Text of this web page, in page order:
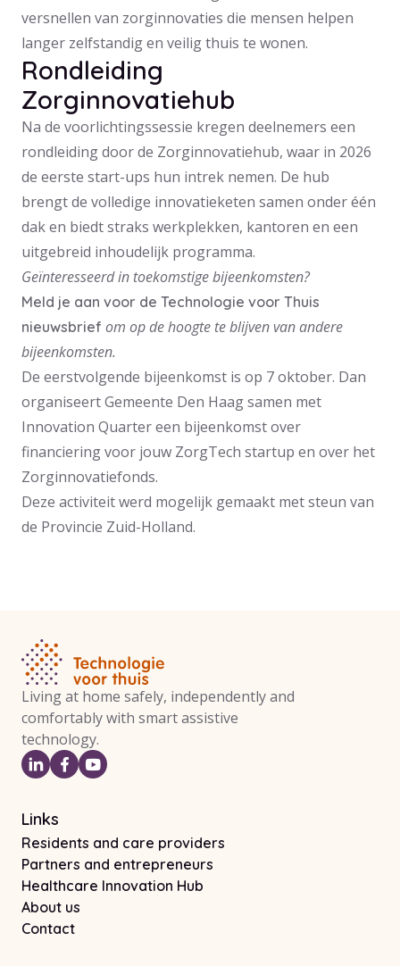
versnellen van zorginnovaties die mensen helpen
langer zelfstandig en veilig thuis te wonen.
Rondleiding
Zorginnovatiehub
Na de voorlichtingssessie kregen deelnemers een
rondleiding door de Zorginnovatiehub, waar in 2026
de eerste start-ups hun intrek nemen. De hub
brengt de volledige innovatieketen samen onder één
dak en biedt straks werkplekken, kantoren en een
uitgebreid inhoudelijk programma.
Geïnteresseerd in toekomstige bijeenkomsten?
Meld je aan voor de Technologie voor Thuis
nieuwsbrief om op de hoogte te blijven van andere
bijeenkomsten.
De eerstvolgende bijeenkomst is op 7 oktober. Dan
organiseert Gemeente Den Haag samen met
Innovation Quarter een bijeenkomst over
financiering voor jouw ZorgTech startup en over het
Zorginnovatiefonds.
Deze activiteit werd mogelijk gemaakt met steun van
de Provincie Zuid-Holland.
Living at home safely, independently and
comfortably with smart assistive
technology.
Links
Residents and care providers
Partners and entrepreneurs
Healthcare Innovation Hub
About us
Contact